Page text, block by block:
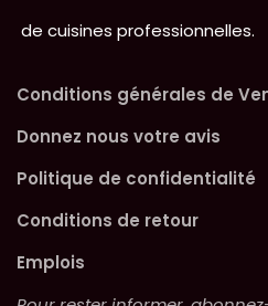
de cuisines professionnelles.
Conditions générales de
Donnez nous votre avis
Politique de confidentialité
Conditions de retour
Emplois